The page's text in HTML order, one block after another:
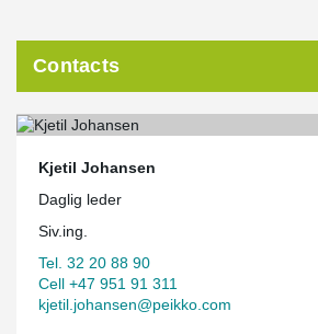
Contacts
Kjetil Johansen
Daglig leder
Siv.ing.
Tel. 32 20 88 90
Cell +47 951 91 311
kjetil.johansen@peikko.com